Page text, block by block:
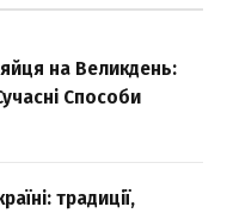
на Великдень:
Способи
традиції,